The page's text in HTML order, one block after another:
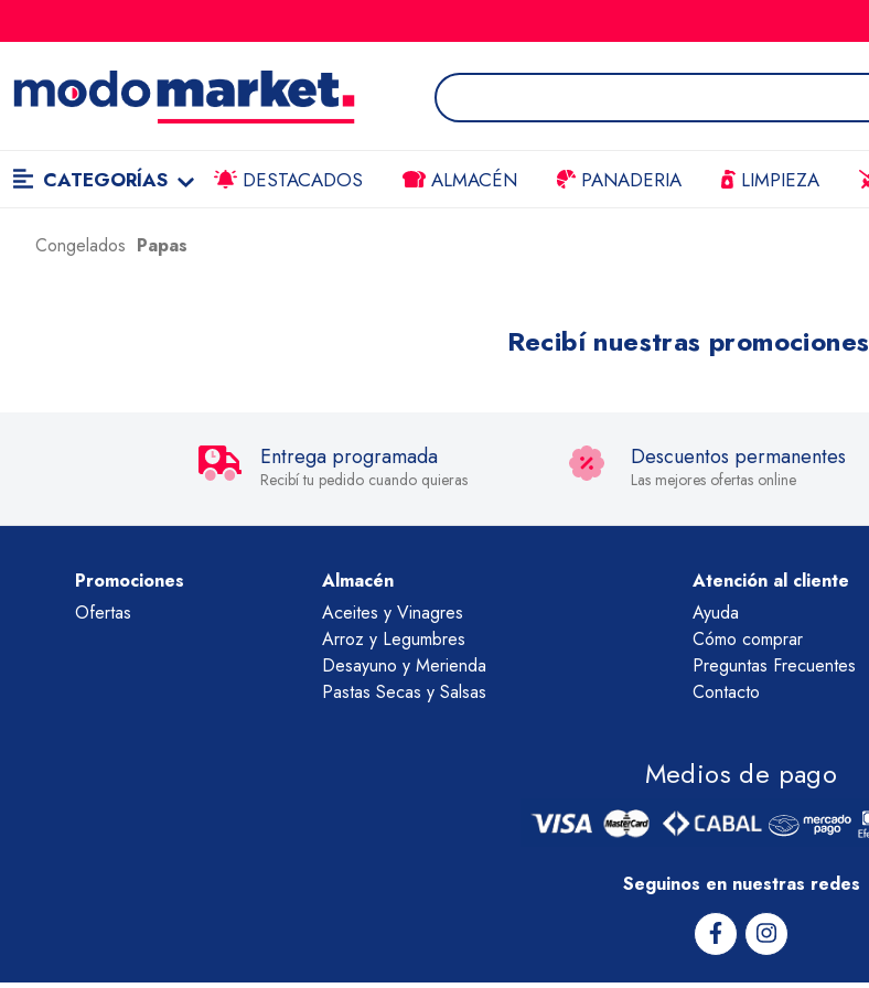
CATEGORÍAS DESTACADOS ALMACÉN PANADERIA LIMPIEZA
Congelados Papas
Recibí nuestras promociones
Entrega programada
Recibí tu pedido cuando quieras
Descuentos permanentes
Las mejores ofertas online
Promociones
Ofertas
Almacén
Aceites y Vinagres
Arroz y Legumbres
Desayuno y Merienda
Pastas Secas y Salsas
Atención al cliente
Ayuda
Cómo comprar
Preguntas Frecuentes
Contacto
Medios de pago
Seguinos en nuestras redes